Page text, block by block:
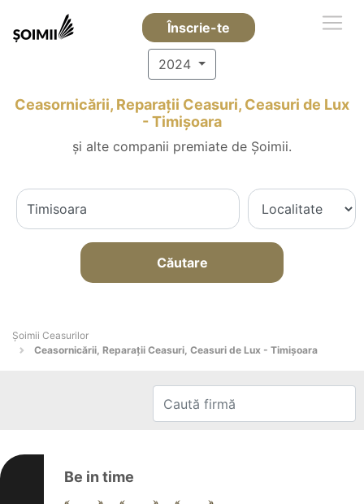
Înscrie-te
2024
Ceasornicării, Reparații Ceasuri, Ceasuri de Lux
- Timişoara
și alte companii premiate de Șoimii.
Căutare
Șoimii Ceasurilor
Ceasornicării, Reparații Ceasuri, Ceasuri de Lux - Timişoara
Be in time